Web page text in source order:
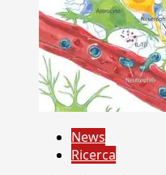
News
Ricerca